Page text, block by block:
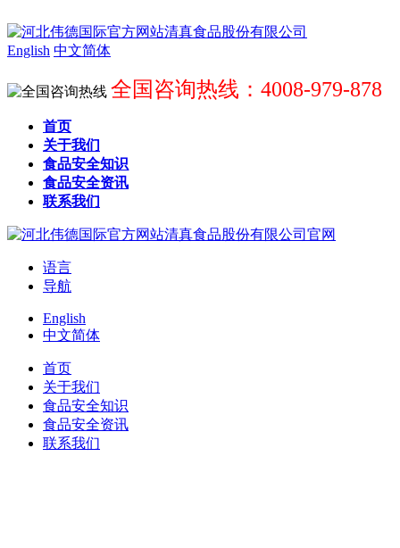
English 中文简体
全国咨询热线：4008-979-878
首页
关于我们
食品安全知识
食品安全资讯
联系我们
语言
导航
English
中文简体
首页
关于我们
食品安全知识
食品安全资讯
联系我们